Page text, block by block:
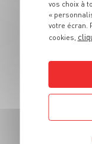
PLAT
6
vos choix à
«
votre écran.
cookies,